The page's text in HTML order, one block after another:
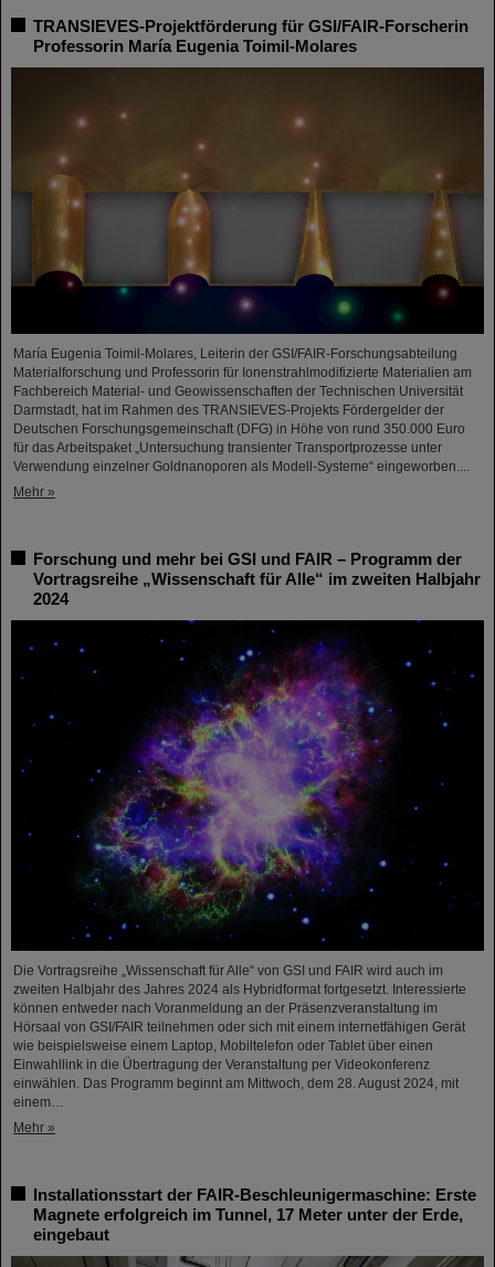
TRANSIEVES-Projektförderung für GSI/FAIR-Forscherin
Professorin María Eugenia Toimil-Molares
María Eugenia Toimil-Molares, Leiterin der GSI/FAIR-Forschungsabteilung
Materialforschung und Professorin für Ionenstrahlmodifizierte Materialien am
Fachbereich Material- und Geowissenschaften der Technischen Universität
Darmstadt, hat im Rahmen des TRANSIEVES-Projekts Fördergelder der
Deutschen Forschungsgemeinschaft (DFG) in Höhe von rund 350.000 Euro
für das Arbeitspaket „Untersuchung transienter Transportprozesse unter
Verwendung einzelner Goldnanoporen als Modell-Systeme“ eingeworben....
Mehr »
Forschung und mehr bei GSI und FAIR – Programm der
Vortragsreihe „Wissenschaft für Alle“ im zweiten Halbjahr
2024
Die Vortragsreihe „Wissenschaft für Alle“ von GSI und FAIR wird auch im
zweiten Halbjahr des Jahres 2024 als Hybridformat fortgesetzt. Interessierte
können entweder nach Voranmeldung an der Präsenzveranstaltung im
Hörsaal von GSI/FAIR teilnehmen oder sich mit einem internetfähigen Gerät
wie beispielsweise einem Laptop, Mobiltelefon oder Tablet über einen
Einwahllink in die Übertragung der Veranstaltung per Videokonferenz
einwählen. Das Programm beginnt am Mittwoch, dem 28. August 2024, mit
einem…
Mehr »
Installationsstart der FAIR-Beschleunigermaschine: Erste
Magnete erfolgreich im Tunnel, 17 Meter unter der Erde,
eingebaut